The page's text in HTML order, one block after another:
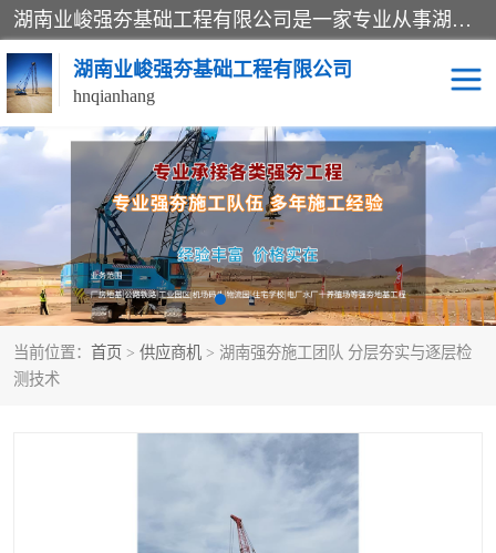
湖南业峻强夯基础工程有限公司是一家专业从事湖南强夯基础工程、强夯机租赁，地基处理的施工单位。业务覆盖：湖南、广东，江西等地。可承接1000KN.m-25000KN.m强夯（置换）工程。公司创始人是国内较早期从事强夯施工的建设者，经过多年的一步一个脚印的发展，在行业内具有较高的度和良好的口碑。
湖南业峻强夯基础工程有限公司
hnqianhang
当前位置： 首页 > 供应商机 > 湖南强夯施工团队 分层夯实与逐层检
测技术
强夯施工案例 强夯机租赁
强夯施工工程 强夯施工队伍
强夯队伍